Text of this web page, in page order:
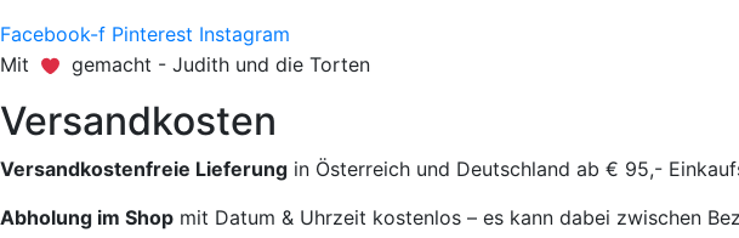
Facebook-f Pinterest Instagram
Mit
gemacht - Judith und die Torten
Versandkosten
Versandkostenfreie Lieferung in Österreich und Deutschland ab € 95,-
Abholung im Shop mit Datum & Uhrzeit kostenlos – es kann dabei zwischen